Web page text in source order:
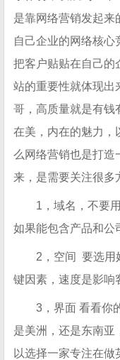
是靠网络营销发起来
自己企业的网络核心
把客户贴贴在自己的
站的重要性就体现出
哥，高质量就是有钱
在美，内在的魅力，
么网络营销也是打造
来，是需要关注很多
1，域名，不要
如果能包含产品和公
2，空间 要选用
键因素，速度是影响
3，界面 看看你
是美洲，还是东南亚
以选择一家专注在做